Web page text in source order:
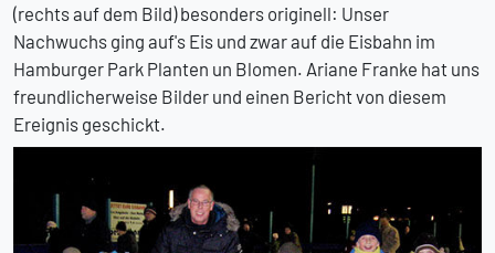
(rechts auf dem Bild) besonders originell: Unser
Nachwuchs ging auf's Eis und zwar auf die Eisbahn im
Hamburger Park Planten un Blomen. Ariane Franke hat uns
freundlicherweise Bilder und einen Bericht von diesem
Ereignis geschickt.